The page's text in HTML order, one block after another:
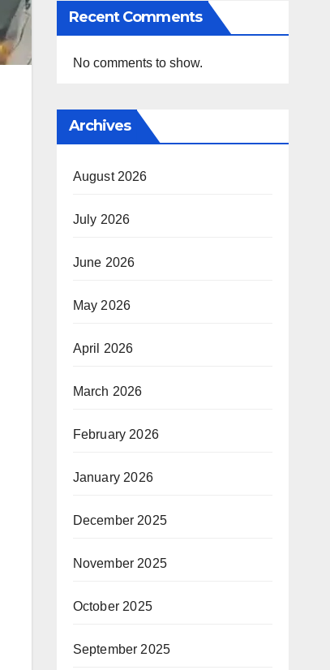
Recent Comments
No comments to show.
Archives
August 2026
July 2026
June 2026
May 2026
April 2026
March 2026
February 2026
January 2026
December 2025
November 2025
October 2025
September 2025